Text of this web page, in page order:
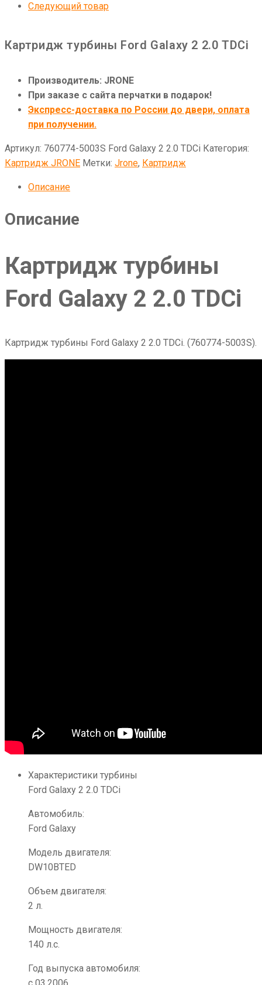
Следующий товар
Картридж турбины Ford Galaxy 2 2.0 TDCi
Производитель: JRONE
При заказе с сайта перчатки в подарок!
Экспресс-доставка по России до двери, оплата
при получении.
Артикул: 760774-5003S Ford Galaxy 2 2.0 TDCi Категория:
Картридж JRONE Метки: Jrone, Картридж
Описание
Описание
Картридж турбины
Ford Galaxy 2 2.0 TDCi
Картридж турбины Ford Galaxy 2 2.0 TDCi. (760774-5003S).
Характеристики турбины
Ford Galaxy 2 2.0 TDCi
Автомобиль:
Ford Galaxy
Модель двигателя:
DW10BTED
Объем двигателя:
2 л.
Мощность двигателя:
140 л.с.
Год выпуска автомобиля:
с 03.2006